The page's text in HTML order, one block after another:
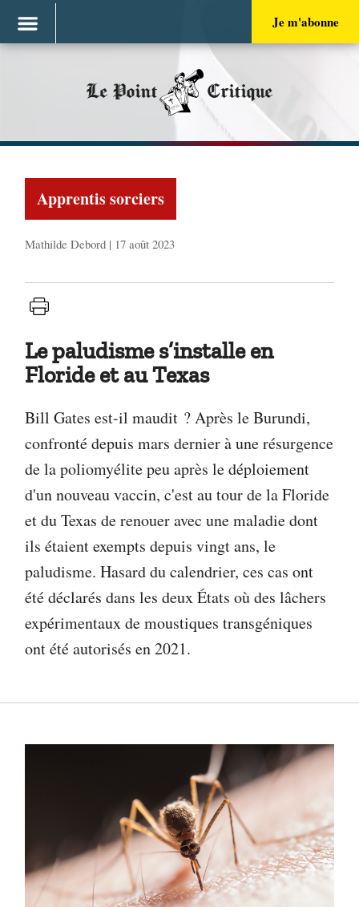
Je m'abonne
Le Point Critique
Apprentis sorciers
Mathilde Debord | 17 août 2023
Le paludisme s’installe en
Floride et au Texas
Bill Gates est-il maudit ? Après le Burundi,
confronté depuis mars dernier à une résurgence
de la poliomyélite peu après le déploiement
d'un nouveau vaccin, c'est au tour de la Floride
et du Texas de renouer avec une maladie dont
ils étaient exempts depuis vingt ans, le
paludisme. Hasard du calendrier, ces cas ont
été déclarés dans les deux États où des lâchers
expérimentaux de moustiques transgéniques
ont été autorisés en 2021.